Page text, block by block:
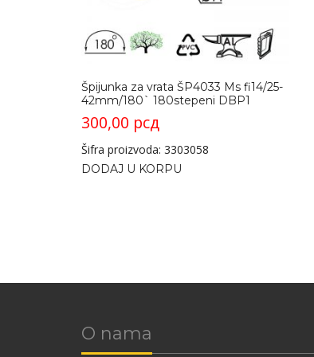
Špijunka za vrata ŠP4033 Ms fi14/25-
42mm/180` 180stepeni DBP1
300,00 рсд
Šifra proizvoda: 3303058
DODAJ U KORPU
O nama